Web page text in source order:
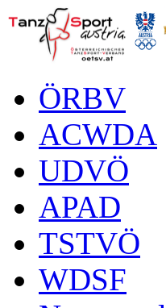
ÖRBV
ACWDA
UDVÖ
APAD
TSTVÖ
WDSF